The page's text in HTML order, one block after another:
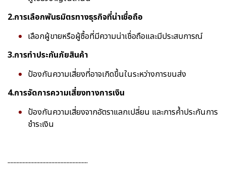
2.การเลือกพันธมิตรทางธุรกิจที่น่าเชื่อถือ
เลือกผู้ขายหรือผู้ซื้อที่มีความน่าเชื่อถือและมีประสบการณ์
3.การทำประกันภัยสินค้า
ป้องกันความเสี่ยงที่อาจเกิดขึ้นในระหว่างการขนส่ง
4.การจัดการความเสี่ยงทางการเงิน
ป้องกันความเสี่ยงจากอัตราแลกเปลี่ยน และการค้ำประกันการ
ชำระเงิน
.....................................................